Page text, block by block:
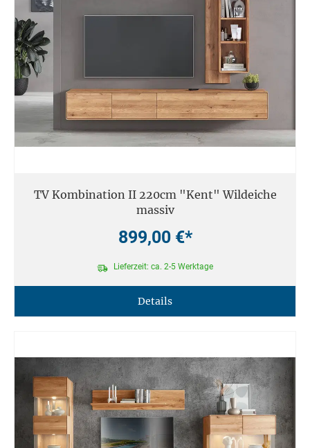
TV Kombination II 220cm "Kent" Wildeiche
massiv
899,00 €*
Lieferzeit: ca. 2-5 Werktage
Details